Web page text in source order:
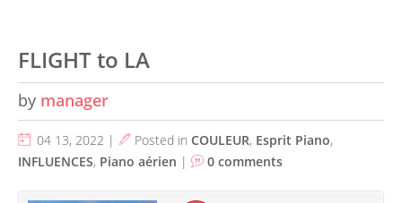
FLIGHT to LA
by manager
04 13, 2022 | Posted in COULEUR, Esprit Piano,
INFLUENCES, Piano aérien | 0 comments